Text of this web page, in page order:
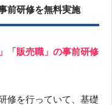
前研修を無料実施
「販売職」の事前研修
修を行っていて、基礎